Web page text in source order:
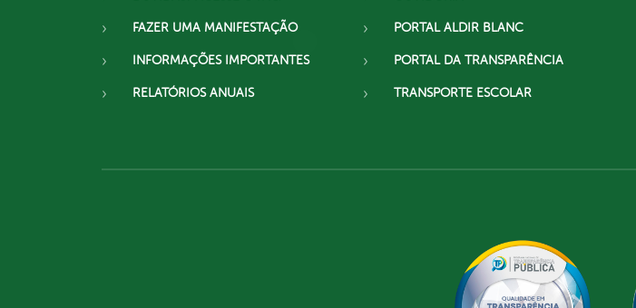
FAZER UMA MANIFESTAÇÃO
INFORMAÇÕES IMPORTANTES
RELATÓRIOS ANUAIS
PORTAL ALDIR BLANC
PORTAL DA TRANSPARÊNCIA
TRANSPORTE ESCOLAR